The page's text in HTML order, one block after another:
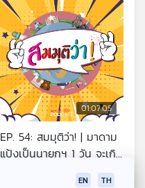
01:07:05
EP. 54: สมมุติว่า! | มาดาม
แป้งเป็นนายกฯ 1 วัน จะเกิด
EN TH